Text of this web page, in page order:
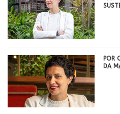
POR
DA